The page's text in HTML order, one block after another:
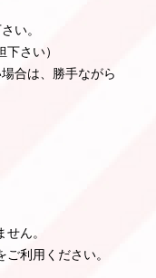
い。
さい）
合は、勝手ながら
ん。
利用ください。